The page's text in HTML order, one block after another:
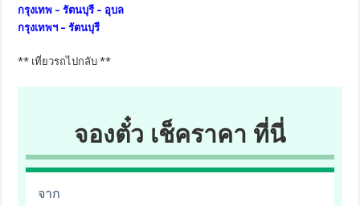
กรุงเทพ – รัตนบุรี – อุบล
กรุงเทพฯ – รัตนบุรี
** เที่ยวรถไปกลับ **
จองตั๋ว เช็คราคา ที่นี่